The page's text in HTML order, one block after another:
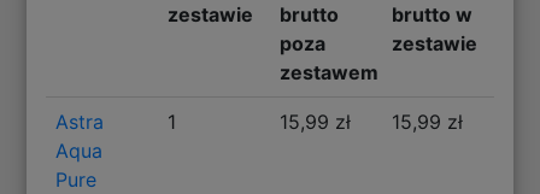
zestawie
brutto
poza
zestawem
brutto w
zestawie
Astra
Aqua
Pure
1 15,99 zł 15,99 zł